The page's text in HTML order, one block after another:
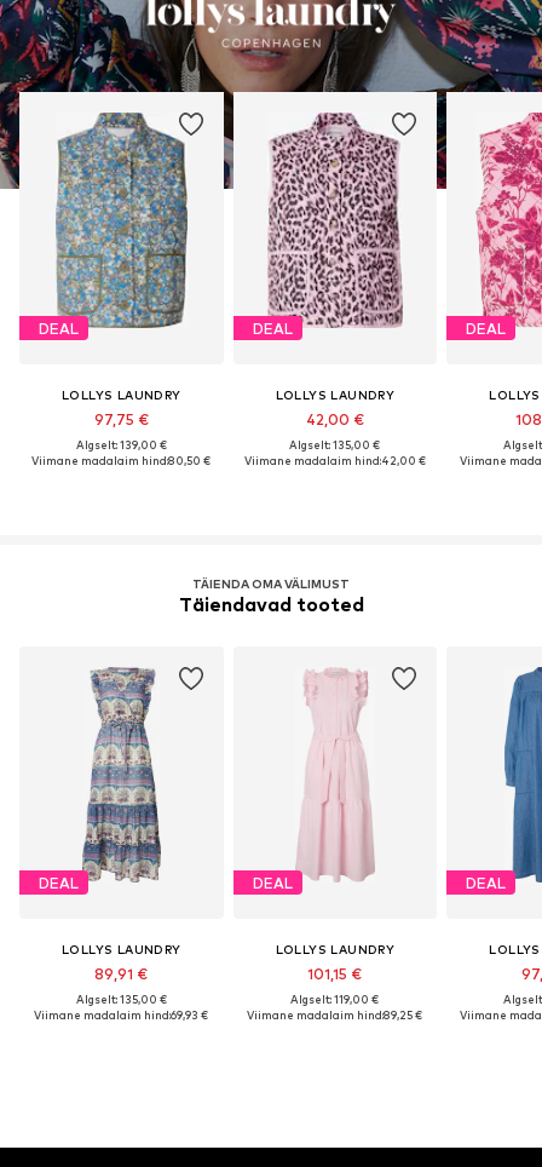
DEAL
LOLLYS LAUNDRY
97,75 €
Algselt: 139,00 €
Viimane madalaim hind:80,50 €
DEAL
LOLLYS LAUNDRY
42,00 €
Algselt: 135,00 €
Viimane madalaim hind:42,00 €
DEAL
Viimane
TÄIENDA OMA VÄLIMUST
Täiendavad tooted
DEAL
LOLLYS LAUNDRY
89,91 €
Algselt: 135,00 €
Viimane madalaim hind:69,93 €
DEAL
LOLLYS LAUNDRY
101,15 €
Algselt: 119,00 €
Viimane madalaim hind:89,25 €
DEAL
Viimane